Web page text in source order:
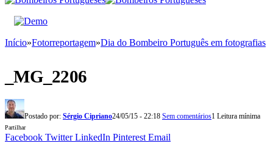
Início»Fotorreportagem»Dia do Bombeiro Português em fotografias
_MG_2206
Postado por: Sérgio Cipriano24/05/15 - 22:18 Sem comentários1 Leitura mínima
Partilhar
Facebook Twitter LinkedIn Pinterest Email